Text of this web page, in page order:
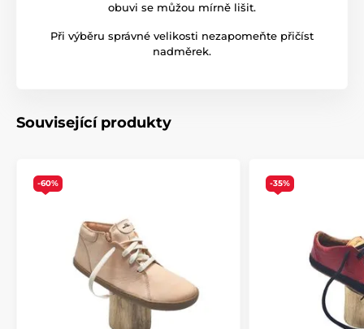
obuvi se můžou mírně lišit.
Při výběru správné velikosti nezapomeňte přičíst
nadměrek.
Související produkty
-60% -35%